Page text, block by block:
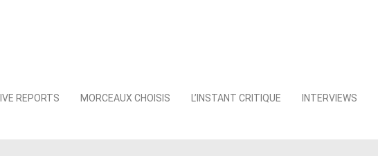
LIVE REPORTS MORCEAUX CHOISIS L’INSTANT CRITIQUE INTERVIEWS